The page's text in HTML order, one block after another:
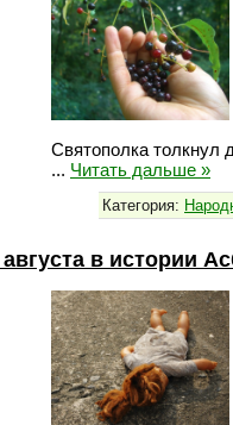
Святополка толкнул
... Читать дальше »
Категория:
в истории